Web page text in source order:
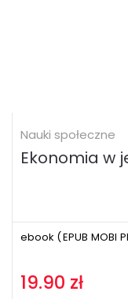
Nauki społeczne
Ekonomia w
ebook (EPUB MOBI
19.90 zł